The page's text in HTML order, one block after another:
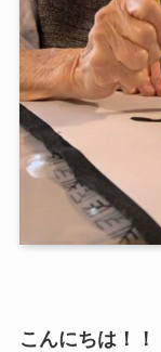
こんにちは！！